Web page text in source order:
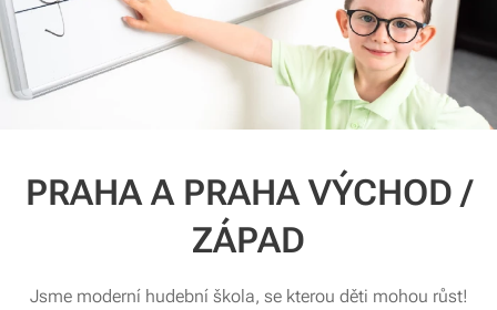
PRAHA A PRAHA VÝCHOD /
ZÁPAD
Jsme moderní hudební škola, se kterou děti mohou růst!